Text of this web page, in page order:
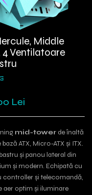
Middle
4 Ventilatoare
Lei
mid-towerde înaltă
ATX, Micro-ATX și ITX.
și panou lateral din
și modern. Echipată cu
controller și telecomandă,
aer optim și iluminare